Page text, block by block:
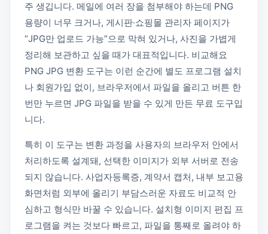
주 생깁니다. 메일에 여러 장을 첨부해야 하는데 PNG
용량이 너무 크거나, 게시판·쇼핑몰 관리자 페이지가
“JPG만 업로드 가능”으로 막혀 있거나, 사진을 가볍게
정리해 보관하고 싶을 때가 대표적입니다. 비교해요
PNG JPG 변환 도구는 이런 순간에 별도 프로그램 설치
나 회원가입 없이, 브라우저에서 파일을 올리고 버튼 한
번만 누르면 JPG 파일을 받을 수 있게 만든 무료 도구입
니다.
특히 이 도구는 변환 과정을 사용자의 브라우저 안에서
처리하도록 설계돼, 선택한 이미지가 외부 서버로 전송
되지 않습니다. 사업자등록증, 계약서 캡처, 내부 보고용
화면처럼 외부에 올리기 부담스러운 자료도 비교적 안
심하고 형식만 바꿀 수 있습니다. 설치형 이미지 편집 프
로그램을 켜는 것보다 빠르고, 파일을 통째로 올려야 하